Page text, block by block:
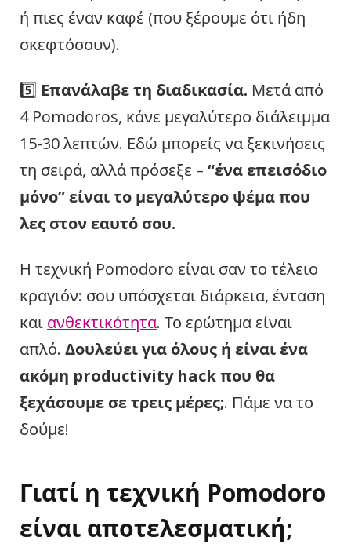
ή πιες έναν καφέ (που ξέρουμε ότι ήδη
σκεφτόσουν).
5️⃣ Επανάλαβε τη διαδικασία. Μετά από
4 Pomodoros, κάνε μεγαλύτερο διάλειμμα
15-30 λεπτών. Εδώ μπορείς να ξεκινήσεις
τη σειρά, αλλά πρόσεξε – “ένα επεισόδιο
μόνο” είναι το μεγαλύτερο ψέμα που
λες στον εαυτό σου.
Η τεχνική Pomodoro είναι σαν το τέλειο
κραγιόν: σου υπόσχεται διάρκεια, ένταση
και ανθεκτικότητα. Το ερώτημα είναι
απλό. Δουλεύει για όλους ή είναι ένα
ακόμη productivity hack που θα
ξεχάσουμε σε τρεις μέρες;. Πάμε να το
δούμε!
Γιατί η τεχνική Pomodoro
είναι αποτελεσματική;